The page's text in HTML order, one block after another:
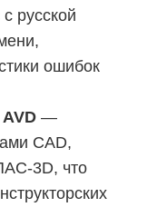
русской
ошибок
—
CAD,
3D, что